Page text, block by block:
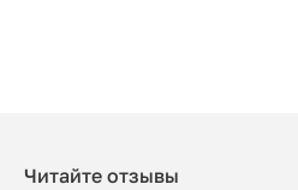
Читайте отзывы